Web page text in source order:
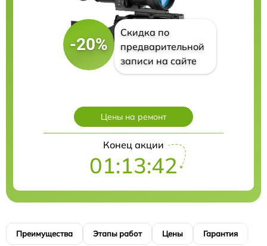
-20%
Скидка по
предварительной
записи на сайте
Цены на ремонт
Конец акции
01:13:41
Преимущества Этапы работ Цены Гарантия